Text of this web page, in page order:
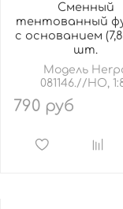
Сменный
тентованный
с основанием
шт.
Модель
081146.//HO,
790 руб